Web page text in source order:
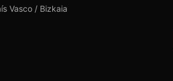
Vasco / Bizkaia